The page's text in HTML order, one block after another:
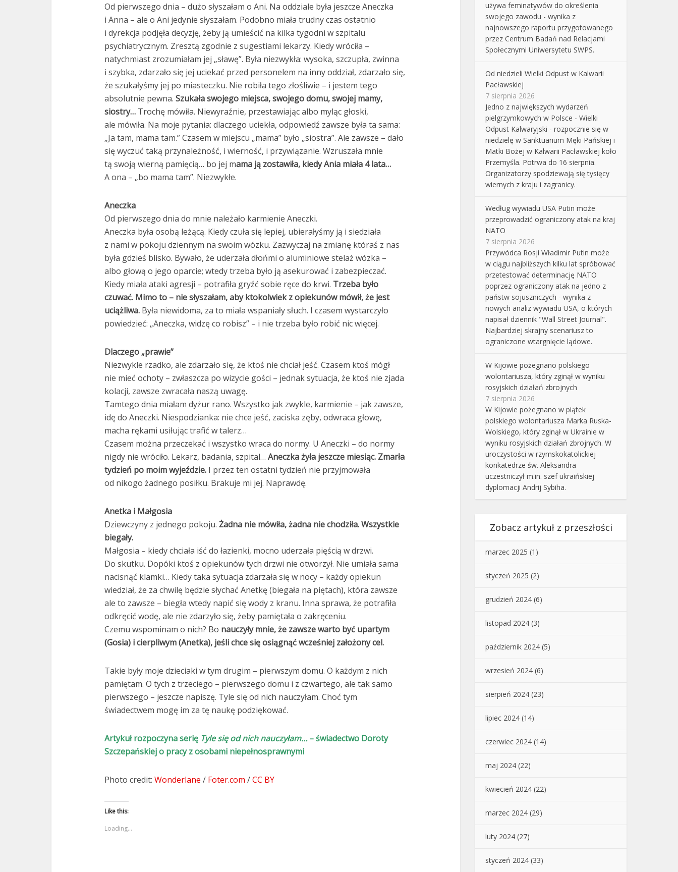
Od pierwszego dnia – dużo słyszałam o Ani. Na oddziale była jeszcze Aneczka
i Anna – ale o Ani jedynie słyszałam. Podobno miała trudny czas ostatnio
i dyrekcja podjęła decyzję, żeby ją umieścić na kilka tygodni w szpitalu
psychiatrycznym. Zresztą zgodnie z sugestiami lekarzy. Kiedy wróciła –
natychmiast zrozumiałam jej „sławę”. Była niezwykła: wysoka, szczupła, zwinna
i szybka, zdarzało się jej uciekać przed personelem na inny oddział, zdarzało się,
że szukałyśmy jej po miasteczku. Nie robiła tego złośliwie – i jestem tego
absolutnie pewna. Szukała swojego miejsca, swojego domu, swojej mamy,
siostry… Trochę mówiła. Niewyraźnie, przestawiając albo myląc głoski,
ale mówiła. Na moje pytania: dlaczego uciekła, odpowiedź zawsze była ta sama:
„Ja tam, mama tam.” Czasem w miejscu „mama” było „siostra”. Ale zawsze – dało
się wyczuć taką przynależność, i wierność, i przywiązanie. Wzruszała mnie
tą swoją wierną pamięcią… bo jej mama ją zostawiła, kiedy Ania miała 4 lata…
A ona – „bo mama tam”. Niezwykłe.
Aneczka
Od pierwszego dnia do mnie należało karmienie Aneczki.
Aneczka była osobą leżącą. Kiedy czuła się lepiej, ubierałyśmy ją i siedziała
z nami w pokoju dziennym na swoim wózku. Zazwyczaj na zmianę któraś z nas
była gdzieś blisko. Bywało, że uderzała dłońmi o aluminiowe stelaż wózka –
albo głową o jego oparcie; wtedy trzeba było ją asekurować i zabezpieczać.
Kiedy miała ataki agresji – potrafiła gryźć sobie ręce do krwi. Trzeba było
czuwać. Mimo to – nie słyszałam, aby ktokolwiek z opiekunów mówił, że jest
uciążliwa. Była niewidoma, za to miała wspaniały słuch. I czasem wystarczyło
powiedzieć: „Aneczka, widzę co robisz” – i nie trzeba było robić nic więcej.
Dlaczego „prawie”
Niezwykle rzadko, ale zdarzało się, że ktoś nie chciał jeść. Czasem ktoś mógł
nie mieć ochoty – zwłaszcza po wizycie gości – jednak sytuacja, że ktoś nie zjada
kolacji, zawsze zwracała naszą uwagę.
Tamtego dnia miałam dyżur rano. Wszystko jak zwykle, karmienie – jak zawsze,
idę do Aneczki. Niespodzianka: nie chce jeść, zaciska zęby, odwraca głowę,
macha rękami usiłując trafić w talerz…
Czasem można przeczekać i wszystko wraca do normy. U Aneczki – do normy
nigdy nie wróciło. Lekarz, badania, szpital… Aneczka żyła jeszcze miesiąc. Zmarła
tydzień po moim wyjeździe. I przez ten ostatni tydzień nie przyjmowała
od nikogo żadnego posiłku. Brakuje mi jej. Naprawdę.
Anetka i Małgosia
Dziewczyny z jednego pokoju. Żadna nie mówiła, żadna nie chodziła. Wszystkie
biegały.
Małgosia – kiedy chciała iść do łazienki, mocno uderzała pięścią w drzwi.
Do skutku. Dopóki ktoś z opiekunów tych drzwi nie otworzył. Nie umiała sama
nacisnąć klamki… Kiedy taka sytuacja zdarzała się w nocy – każdy opiekun
wiedział, że za chwilę będzie słychać Anetkę (biegała na piętach), która zawsze
ale to zawsze – biegła wtedy napić się wody z kranu. Inna sprawa, że potrafiła
odkręcić wodę, ale nie zdarzyło się, żeby pamiętała o zakręceniu.
Czemu wspominam o nich? Bo nauczyły mnie, że zawsze warto być upartym
(Gosia) i cierpliwym (Anetka), jeśli chce się osiągnąć wcześniej założony cel.
Takie były moje dzieciaki w tym drugim – pierwszym domu. O każdym z nich
pamiętam. O tych z trzeciego – pierwszego domu i z czwartego, ale tak samo
pierwszego – jeszcze napiszę. Tyle się od nich nauczyłam. Choć tym
świadectwem mogę im za tę naukę podziękować.
Artykuł rozpoczyna serię Tyle się od nich nauczyłam…– świadectwo Doroty
Szczepańskiej o pracy z osobami niepełnosprawnymi
Photo credit: Wonderlane / Foter.com /CC BY
Like this:
Loading...
używa feminatywów do określenia
swojego zawodu - wynika z
najnowszego raportu przygotowanego
przez Centrum Badań nad Relacjami
Społecznymi Uniwersytetu SWPS.
Od niedzieli Wielki Odpust w Kalwarii
Pacławskiej
7 sierpnia 2026
Jedno z największych wydarzeń
pielgrzymkowych w Polsce - Wielki
Odpust Kalwaryjski - rozpocznie się w
niedzielę w Sanktuarium Męki Pańskiej i
Matki Bożej w Kalwarii Pacławskiej koło
Przemyśla. Potrwa do 16 sierpnia.
Organizatorzy spodziewają się tysięcy
wiernych z kraju i zagranicy.
Według wywiadu USA Putin może
przeprowadzić ograniczony atak na kraj
NATO
7 sierpnia 2026
Przywódca Rosji Władimir Putin może
w ciągu najbliższych kilku lat spróbować
przetestować determinację NATO
poprzez ograniczony atak na jedno z
państw sojuszniczych - wynika z
nowych analiz wywiadu USA, o których
napisał dziennik "Wall Street Journal".
Najbardziej skrajny scenariusz to
ograniczone wtargnięcie lądowe.
W Kijowie pożegnano polskiego
wolontariusza, który zginął w wyniku
rosyjskich działań zbrojnych
7 sierpnia 2026
W Kijowie pożegnano w piątek
polskiego wolontariusza Marka Ruska-
Wolskiego, który zginął w Ukrainie w
wyniku rosyjskich działań zbrojnych. W
uroczystości w rzymskokatolickiej
konkatedrze św. Aleksandra
uczestniczył m.in. szef ukraińskiej
dyplomacji Andrij Sybiha.
Zobacz artykuł z przeszłości
marzec 2025 (1)
styczeń 2025 (2)
grudzień 2024 (6)
listopad 2024 (3)
październik 2024 (5)
wrzesień 2024 (6)
sierpień 2024 (23)
lipiec 2024 (14)
czerwiec 2024 (14)
maj 2024 (22)
kwiecień 2024 (22)
marzec 2024 (29)
luty 2024 (27)
styczeń 2024 (33)